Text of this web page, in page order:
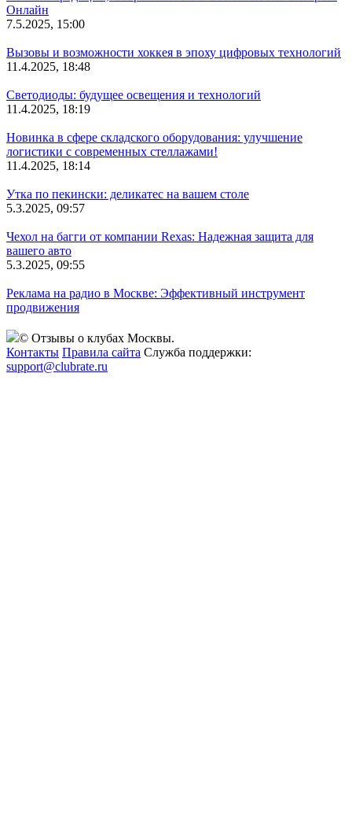
Онлайн
7.5.2025, 15:00
Вызовы и возможности хоккея в эпоху цифровых технологий
11.4.2025, 18:48
Светодиоды: будущее освещения и технологий
11.4.2025, 18:19
Новинка в сфере складского оборудования: улучшение
логистики с современных стеллажами!
11.4.2025, 18:14
Утка по пекински: деликатес на вашем столе
5.3.2025, 09:57
Чехол на багги от компании Rexas: Надежная защита для
вашего авто
5.3.2025, 09:55
Реклама на радио в Москве: Эффективный инструмент
продвижения
© Отзывы о клубах Москвы.
Контакты Правила сайта Служба поддержки:
support@clubrate.ru